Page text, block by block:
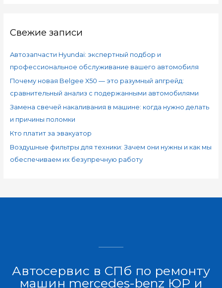
Свежие записи
Автозапчасти Hyundai: экспертный подбор и
профессиональное обслуживание вашего автомобиля
Почему новая Belgee X50 — это разумный апгрейд:
сравнительный анализ с подержанными автомобилями
Замена свечей накаливания в машине: когда нужно делать
и причины поломки
Кто платит за эвакуатор
Воздушные фильтры для техники: Зачем они нужны и как мы
обеспечиваем их безупречную работу
Автосервис в СПб по ремонту
машин mercedes-benz ЮР и